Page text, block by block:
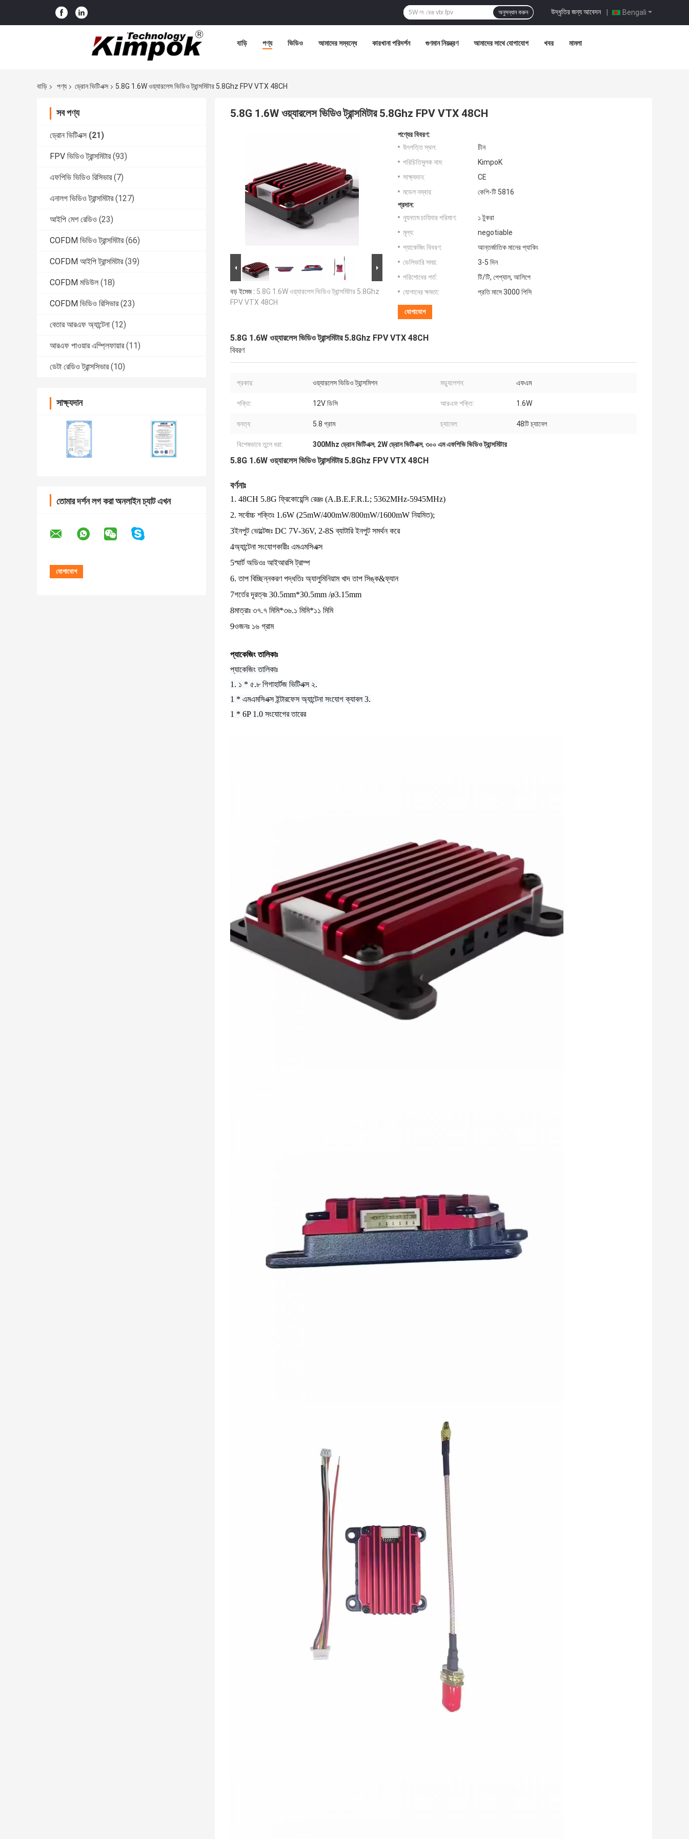
Bengali
উদ্ধৃতির জন্য আবেদন |
অনুসন্ধান করুন
বাড়ি পণ্য ভিডিও আমাদের সম্বন্ধে কারখানা পরিদর্শন গুণমান নিয়ন্ত্রণ আমাদের সাথে যোগাযোগ খবর মামলা
বাড়ি পণ্য ড্রোন ভিটিএক্স 5.8G 1.6W ওয়্যারলেস ভিডিও ট্রান্সমিটার 5.8Ghz FPV VTX 48CH
সব পণ্য
ড্রোন ভিটিএক্স (21)
FPV ভিডিও ট্রান্সমিটার (93)
এফপিভি ভিডিও রিসিভার (7)
এনালগ ভিডিও ট্রান্সমিটার (127)
আইপি মেশ রেডিও (23)
COFDM ভিডিও ট্রান্সমিটার (66)
COFDM আইপি ট্রান্সমিটার (39)
COFDM মডিউল (18)
COFDM ভিডিও রিসিভার (23)
বেতার আরএফ অ্যান্টেনা (12)
আরএফ পাওয়ার এম্প্লিফায়ার (11)
ডেটা রেডিও ট্রান্সসিভার (10)
সাক্ষ্যদান
তোমার দর্শন লগ করা অনলাইন চ্যাট এখন
5.8G 1.6W ওয়্যারলেস ভিডিও ট্রান্সমিটার 5.8Ghz FPV VTX 48CH
বড় ইমেজ : 5.8G 1.6W ওয়্যারলেস ভিডিও ট্রান্সমিটার 5.8Ghz
FPV VTX 48CH
পণ্যের বিবরণ:
উৎপত্তি স্থল:
চীন
পরিচিতিমুলক নাম:
KimpoK
সাক্ষ্যদান:
CE
মডেল নম্বার:
কেপি-টি 5816
প্রদান:
ন্যূনতম চাহিদার পরিমাণ:
১ টুকরা
মূল্য:
negotiable
প্যাকেজিং বিবরণ:
আন্তর্জাতিক মানের প্যাকিং
ডেলিভারি সময়:
3-5 দিন
পরিশোধের শর্ত:
টি/টি, পেপ্যাল, আলিপে
যোগানের ক্ষমতা:
প্রতি মাসে 3000 পিসি
যোগাযোগ
5.8G 1.6W ওয়্যারলেস ভিডিও ট্রান্সমিটার 5.8Ghz FPV VTX 48CH
বিবরণ
প্রকার: ওয়্যারলেস ভিডিও ট্রান্সমিশন মড্যুলেশন: এফএম
শক্তি: 12V ডিসি আরএফ শক্তি: 1.6W
ঘনত্ব: 5.8 গ্রাম চ্যানেল: 48টি চ্যানেল
বিশেষভাবে তুলে ধরা: 300Mhz ড্রোন ভিটিএক্স, 2W ড্রোন ভিটিএক্স, ৩০০ এম এফপিভি ভিডিও ট্রান্সমিটার
5.8G 1.6W ওয়্যারলেস ভিডিও ট্রান্সমিটার 5.8Ghz FPV VTX 48CH
বর্ণনাঃ
1. 48CH 5.8G ফ্রিকোয়েন্সি রেঞ্জঃ (A.B.E.F.R.L; 5362MHz-5945MHz)
2. সর্বোচ্চ শক্তিঃ 1.6W (25mW/400mW/800mW/1600mW নিয়মিত);
3ইনপুট ভোল্টেজঃ DC 7V-36V, 2-8S ব্যাটারি ইনপুট সমর্থন করে
4অ্যান্টেনা সংযোগকারীঃ এমএমসিএক্স
5স্মার্ট অডিওঃ আইআরসি ট্রাম্প
6. তাপ বিচ্ছিন্নকরণ পদ্ধতিঃ অ্যালুমিনিয়াম খাদ তাপ সিঙ্ক&ফ্যান
7গর্তের দূরত্বঃ 30.5mm*30.5mm /ø3.15mm
8মাত্রাঃ ৩৭.৭ মিমি*৩৬.১ মিমি*১১ মিমি
9ওজনঃ ১৬ গ্রাম
প্যাকেজিং তালিকাঃ
প্যাকেজিং তালিকাঃ
1. ১ * ৫.৮ গিগাহার্টজ ভিটিএক্স ২.
1 * এমএমসিএক্স ইন্টারফেস অ্যান্টেনা সংযোগ ক্যাবল 3.
1 * 6P 1.0 সংযোগের তারের